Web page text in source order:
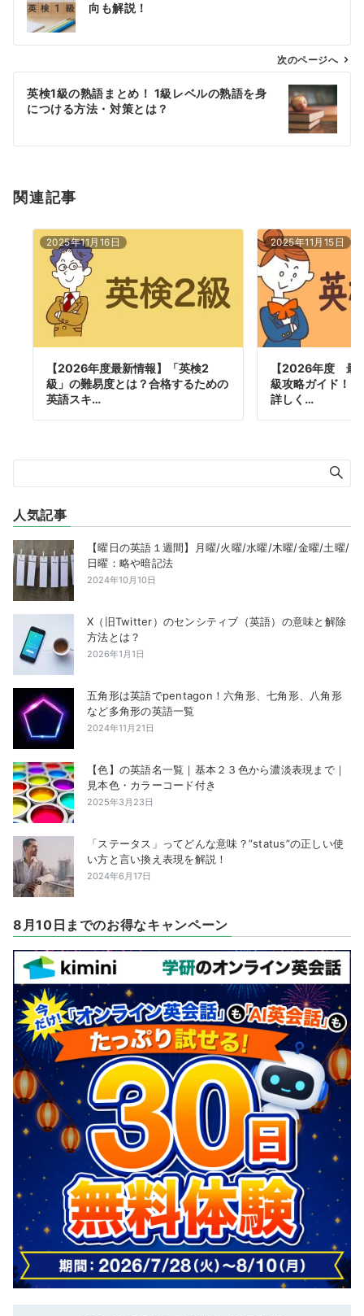
ビ
ン
向も解説！
次のページへ
英検1級の熟語まとめ！ 1級レベルの熟語を身
につける方法・対策とは？
関連記事
2025年11月16日
【2026年度最新情報】「英検2
級」の難易度とは？合格するための
英語スキ…
2025年11月15日
【2026年度 最
級攻略ガイド！
詳しく…
人気記事
【曜日の英語１週間】月曜/火曜/水曜/木曜/金曜/土曜/
日曜：略や暗記法
2024年10月10日
X（旧Twitter）のセンシティブ（英語）の意味と解除
方法とは？
2026年1月1日
五角形は英語でpentagon！六角形、七角形、八角形
など多角形の英語一覧
2024年11月21日
【色】の英語名一覧｜基本２３色から濃淡表現まで｜
見本色・カラーコード付き
2025年3月23日
「ステータス」ってどんな意味？”status”の正しい使
い方と言い換え表現を解説！
2024年6月17日
8月10日までのお得なキャンペーン